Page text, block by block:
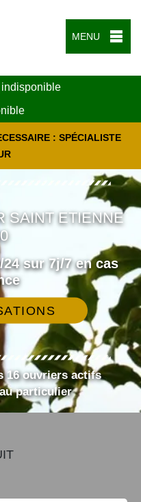
MENU
indisponible
: SPÉCIALISTE
SAINT ETIENNE
sur 7j/7 en cas
16 ouvriers actifs
particulier